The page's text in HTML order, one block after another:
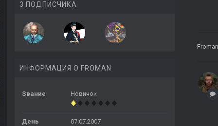
3 ПОДПИСЧИКА
ИНФОРМАЦИЯ О FROMAN
Звание Новичок
День
07.07.2007
Froman